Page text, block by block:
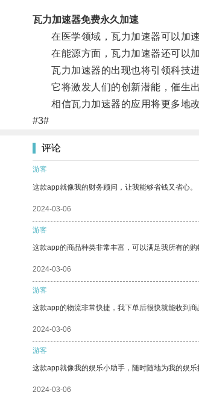
瓦力加速器免费永久加速
在医学领域，瓦力加速器可以加速
在能源方面，瓦力加速器还可以加
瓦力加速器的出现也将引领科技进
它将激发人们的创新潜能，催生出
相信瓦力加速器的应用将更多地改
#3#
评论
游客
这款app就像我的财务顾问，让我能够省钱又省心。
2024-03-06
游客
这款app的商品种类非常丰富，可以满足我所有的购
2024-03-06
游客
这款app的物流非常快捷，我下单后很快就能收到商
2024-03-06
游客
这款app就像我的娱乐小助手，随时随地为我的娱乐
2024-03-06